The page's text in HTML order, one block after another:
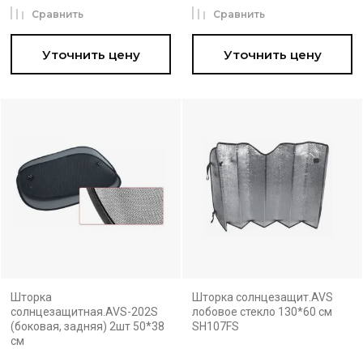
Уточнить цену
Сравнить
Уточнить цену
Сравнить
Шторка
солнцезащитная.AVS-202S
(боковая, задняя) 2шт 50*38
см
Шторка солнцезащит.AVS
лобовое стекло 130*60 см
SH107FS